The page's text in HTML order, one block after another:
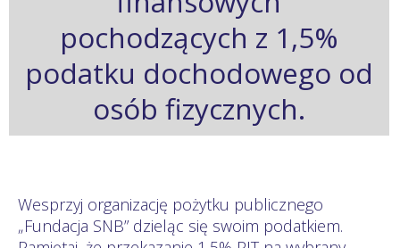
pochodzących z 1,5%
podatku dochodowego od
osób fizycznych.
Wesprzyj organizację pożytku publicznego
„Fundacja SNB” dzieląc się swoim podatkiem.